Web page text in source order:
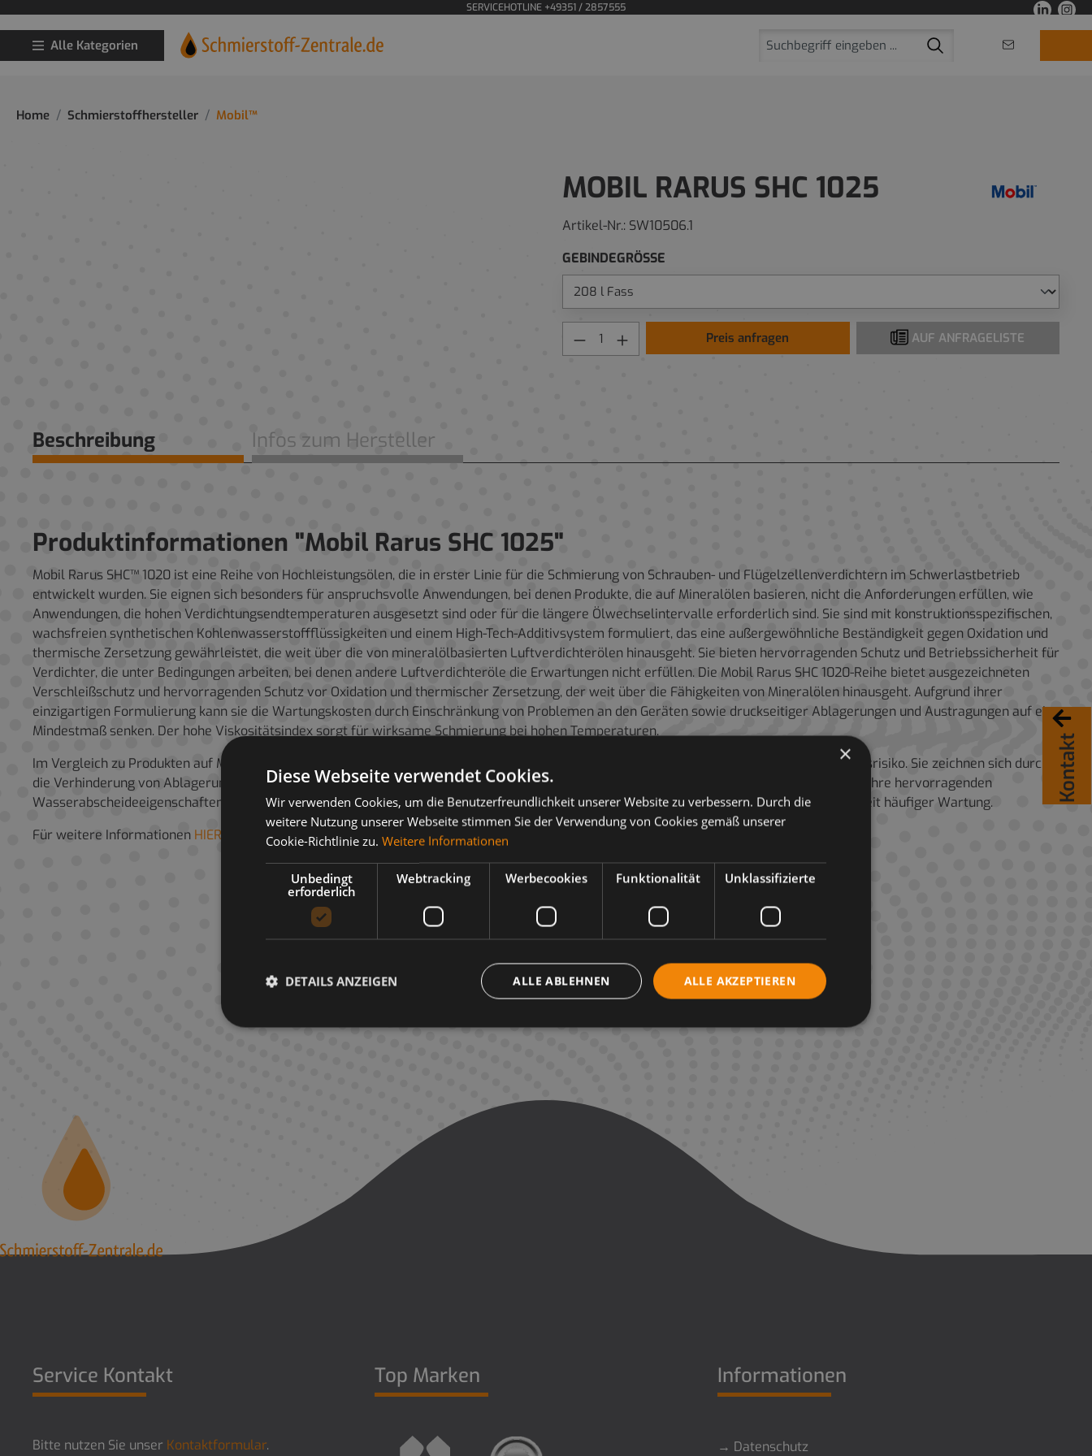
SERVICEHOTLINE +49351 / 2857555
Alle Kategorien
Kontakt
Home Schmierstoffhersteller Mobil™
MOBIL RARUS SHC 1025
Artikel-Nr.: SW10506.1
GEBINDEGRÖSSE
Preis anfragen AUF ANFRAGELISTE
Beschreibung Infos zum Hersteller
Produktinformationen "Mobil Rarus SHC 1025"
Mobil Rarus SHC™ 1020 ist eine Reihe von Hochleistungsölen, die in erster Linie für die Schmierung von Schrauben- und Flügelzellenverdichtern im Schwerlastbetrieb
entwickelt wurden. Sie eignen sich besonders für anspruchsvolle Anwendungen, bei denen Produkte, die auf Mineralölen basieren, nicht die Anforderungen erfüllen, wie
Anwendungen, die hohen Verdichtungsendtemperaturen ausgesetzt sind oder für die längere Ölwechselintervalle erforderlich sind. Sie sind mit konstruktionsspezifischen,
wachsfreien synthetischen Kohlenwasserstoffflüssigkeiten und einem High-Tech-Additivsystem formuliert, das eine außergewöhnliche Beständigkeit gegen Oxidation und
thermische Zersetzung gewährleistet, die weit über die von mineralölbasierten Luftverdichterölen hinausgeht. Sie bieten hervorragenden Schutz und Betriebssicherheit für
Verdichter, die unter Bedingungen arbeiten, bei denen andere Luftverdichteröle die Erwartungen nicht erfüllen. Die Mobil Rarus SHC 1020-Reihe bietet ausgezeichneten
Verschleißschutz und hervorragenden Schutz vor Oxidation und thermischer Zersetzung, der weit über die Fähigkeiten von Mineralölen hinausgeht. Aufgrund ihrer
einzigartigen Formulierung kann sie die Wartungskosten durch Einschränkung von Problemen an den Geräten sowie druckseitiger Ablagerungen und Austragungen auf ein
Mindestmaß senken. Der hohe Viskositätsindex sorgt für wirksame Schmierung bei hohen Temperaturen.
Im Vergleich zu Produkten auf Mineralölbasis senken die Schmierstoffe der Mobil Rarus SHC 1020-Reihe signifikant das Brand und Explosionsrisiko. Sie zeichnen sich durch
die Verhinderung von Ablagerungen und hohe autogene Zündtemperaturen aus und verbessern sowohl die Leistung als auch die Sicherheit. Ihre hervorragenden
Wasserabscheideeigenschaften reduzieren Probleme durch Emulsionsbildung in Abscheidern und Filtern und verringern so die Notwendigkeit häufiger Wartung.
Für weitere Informationen HIER Produktdatenblatt herunterladen.
Service Kontakt
Bitte nutzen Sie unser Kontaktformular.
Top Marken Informationen
Datenschutz
×
Diese Webseite verwendet Cookies.
Wir verwenden Cookies, um die Benutzerfreundlichkeit unserer Website zu verbessern. Durch die
weitere Nutzung unserer Webseite stimmen Sie der Verwendung von Cookies gemäß unserer
Cookie-Richtlinie zu. Weitere Informationen
Unbedingt
erforderlich
Webtracking Werbecookies Funktionalität Unklassifizierte
ALLE AKZEPTIEREN
ALLE ABLEHNEN
DETAILS ANZEIGEN